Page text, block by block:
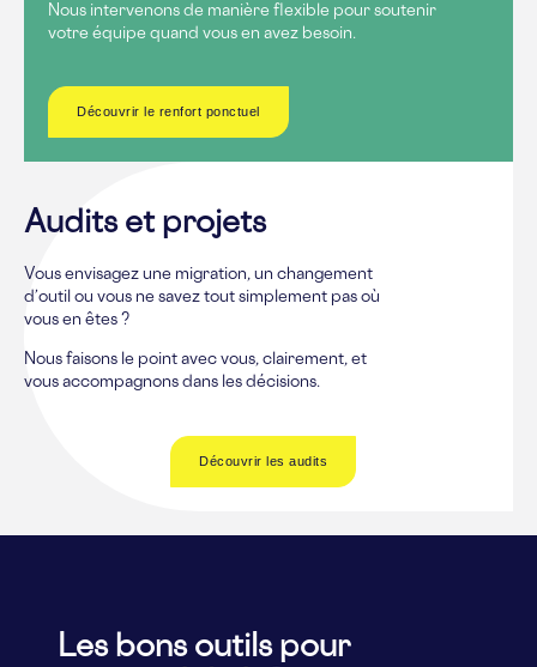
Audits et projets
Vous envisagez une migration, un changement
d’outil ou vous ne savez tout simplement pas où
vous en êtes ?
Nous faisons le point avec vous, clairement, et
vous accompagnons dans les décisions.
Découvrir les audits
Nous intervenons de manière flexible pour soutenir
votre équipe quand vous en avez besoin.
Découvrir le renfort ponctuel
Les bons outils pour